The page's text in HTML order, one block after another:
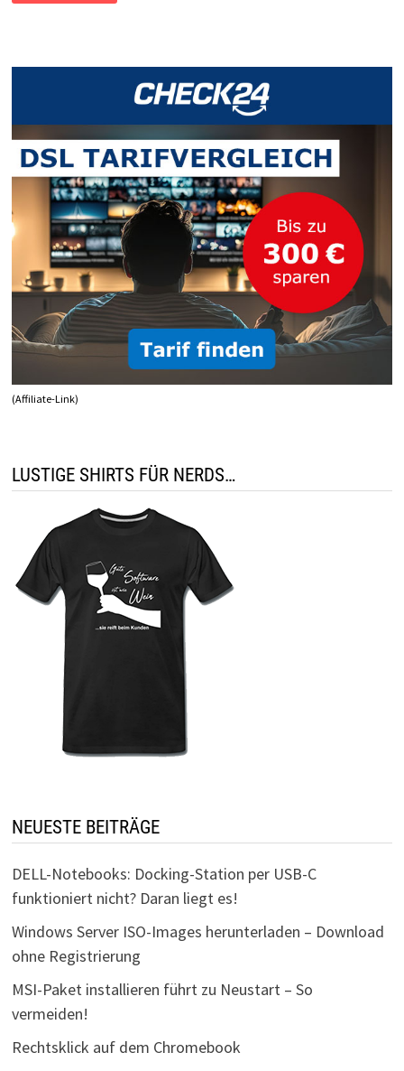
PRINZIP
REGEL
(Affiliate-Link)
LUSTIGE SHIRTS FÜR NERDS…
NEUESTE BEITRÄGE
DELL-Notebooks: Docking-Station per USB-C
funktioniert nicht? Daran liegt es!
Windows Server ISO-Images herunterladen – Download
ohne Registrierung
MSI-Paket installieren führt zu Neustart – So
vermeiden!
Rechtsklick auf dem Chromebook